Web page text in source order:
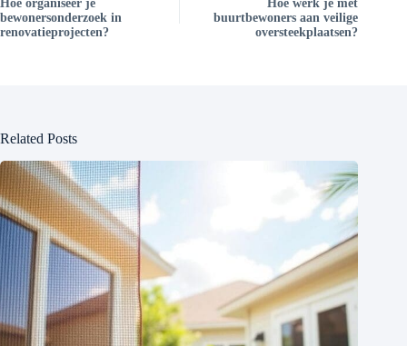
Hoe organiseer je
bewonersonderzoek in
renovatieprojecten?
Hoe werk je met
buurtbewoners aan veilige
oversteekplaatsen?
Related Posts